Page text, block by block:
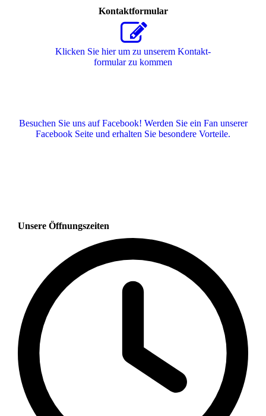
Kontaktformular
Klicken Sie hier um zu unserem Kon­takt­
for­mu­lar zu kommen
Besuchen Sie uns auf Facebook! Werden Sie ein Fan unserer
Facebook Seite und erhalten Sie besondere Vorteile.
Unsere Öffnungszeiten